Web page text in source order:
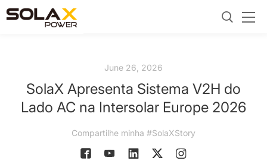
June 26, 2026
SolaX Apresenta Sistema V2H do
Lado AC na Intersolar Europe 2026
Compartilhe minha #SolaXStory